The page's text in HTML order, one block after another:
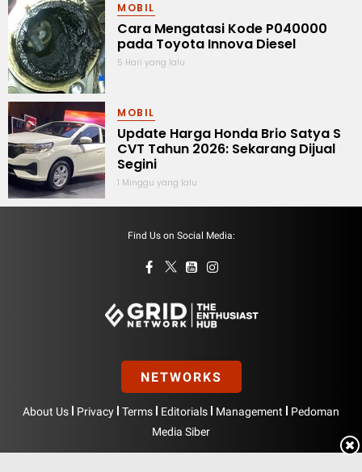
MOBIL
Cara Mengatasi Kode P040000
pada Toyota Innova Diesel
5 Hari yang lalu
MOBIL
Update Harga Honda Brio Satya S
CVT Tahun 2026: Sekarang Dijual
Segini
1 Minggu yang lalu
Find Us on Social Media:
NETWORKS
About Us Privacy Terms Editorials Management
Pedoman
Media Siber